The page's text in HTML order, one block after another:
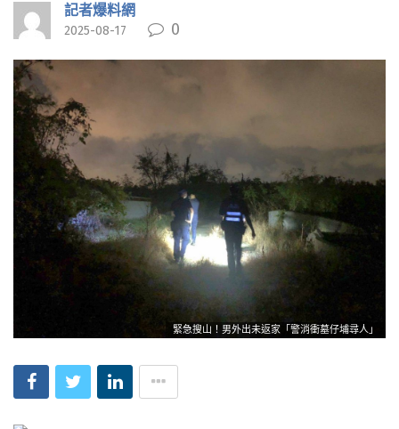
記者爆料網
2025-08-17 0
緊急搜山！男外出未返家「警消衝墓仔埔尋人」